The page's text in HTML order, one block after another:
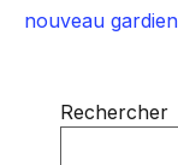
nouveau gardien
Rechercher